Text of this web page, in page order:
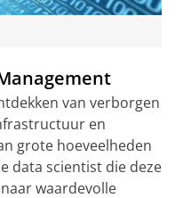
van verborgen
en
grote hoeveelheden
data scientist die deze
waardevolle